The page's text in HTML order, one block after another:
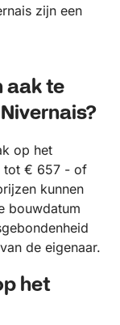
zijn een
aak te
op het
tot € 657 - of
kunnen
bouwdatum
de eigenaar.
het